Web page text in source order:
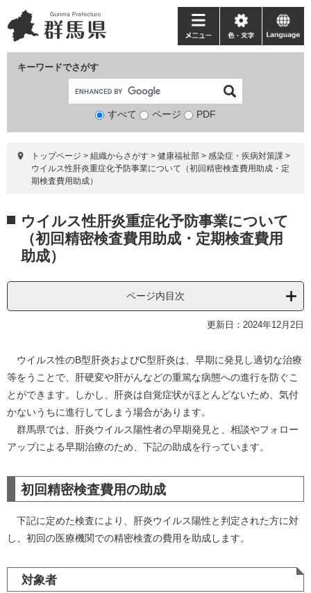
ー
ジ
ニ
ュ
て
キーワードでさがす
検
象
すべて ページ PDF
メ
ニ
ー
色・
文
language
トップページ > 組織からさがす > 健康福祉部 > 感染症・疾病対策課 >
ウイルス性肝炎重症化予防事業について（初回精密検査費用助成・定
期検査費用助成）
文
ウイルス性肝炎重症化予防事業について
（初回精密検査費用助成・定期検査費用
助成）
ページ内目次
更新日：2024年12月2日
ウイルス性のB型肝炎およびC型肝炎は、早期に発見し適切な治療
等をうことで、肝硬変や肝がんなどの重篤な病態への進行を防ぐこ
とができます。しかし、肝炎は自覚症状がほとんどないため、気付
かないうちに進行してしまう場合があります。
群馬県では、肝炎ウイルス陽性者の早期発見と、相談やフォロー
アップによる早期治療のため、下記の助成を行っています。
初回精密検査費用の助成
下記に定めた検査により、肝炎ウイルス陽性と判定された方に対
し、初回の医療機関での精密検査の費用を助成します。
対象者